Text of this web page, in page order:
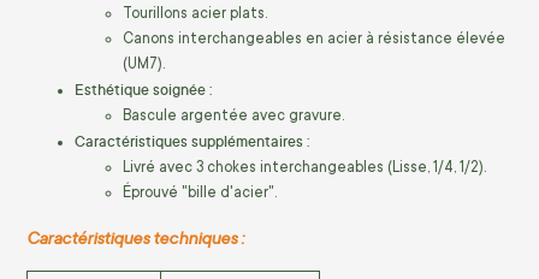
Tourillons acier plats.
Canons interchangeables en acier à résistance élevée
(UM7).
Esthétique soignée :
Bascule argentée avec gravure.
Caractéristiques supplémentaires :
Livré avec 3 chokes interchangeables (Lisse, 1/4, 1/2).
Éprouvé "bille d'acier".
Caractéristiques techniques :